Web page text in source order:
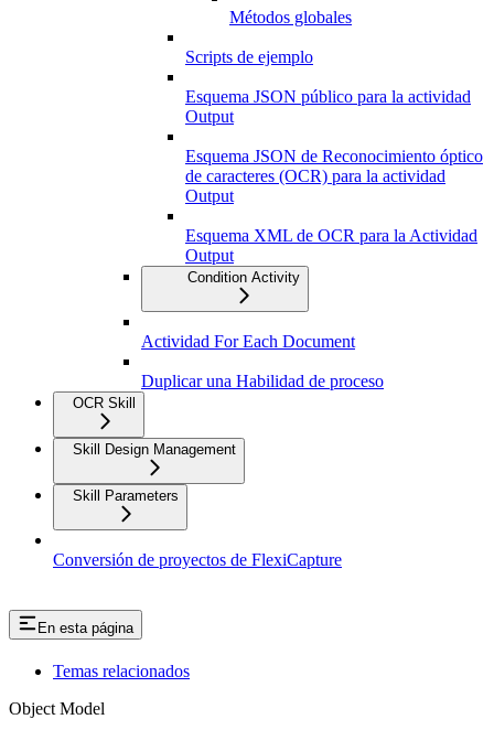
Métodos globales
Scripts de ejemplo
Esquema JSON público para la actividad
Output
Esquema JSON de Reconocimiento óptico
de caracteres (OCR) para la actividad
Output
Esquema XML de OCR para la Actividad
Output
Condition Activity
Actividad For Each Document
Duplicar una Habilidad de proceso
OCR Skill
Skill Design Management
Skill Parameters
Conversión de proyectos de FlexiCapture
En esta página
Temas relacionados
Object Model